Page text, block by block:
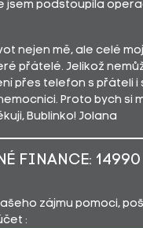
jsem podstoupila
nejen mě, ale celé
přátelé. Jelikož
přes telefon s přáteli i
Proto bych si
Bublinko! Jolana
FINANCE: 14990
zájmu pomoci,
: